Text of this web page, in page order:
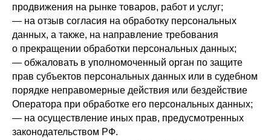
продвижения на рынке товаров, работ и услуг;
— на отзыв согласия на обработку персональных
данных, а также, на направление требования
о прекращении обработки персональных данных;
— обжаловать в уполномоченный орган по защите
прав субъектов персональных данных или в судебном
порядке неправомерные действия или бездействие
Оператора при обработке его персональных данных;
— на осуществление иных прав, предусмотренных
законодательством РФ.